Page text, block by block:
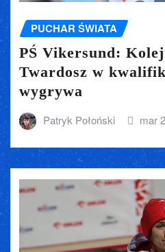
PUCHAR ŚWIATA
PŚ Vikersund:
Twardosz w
wygrywa
Patryk Połoński mar